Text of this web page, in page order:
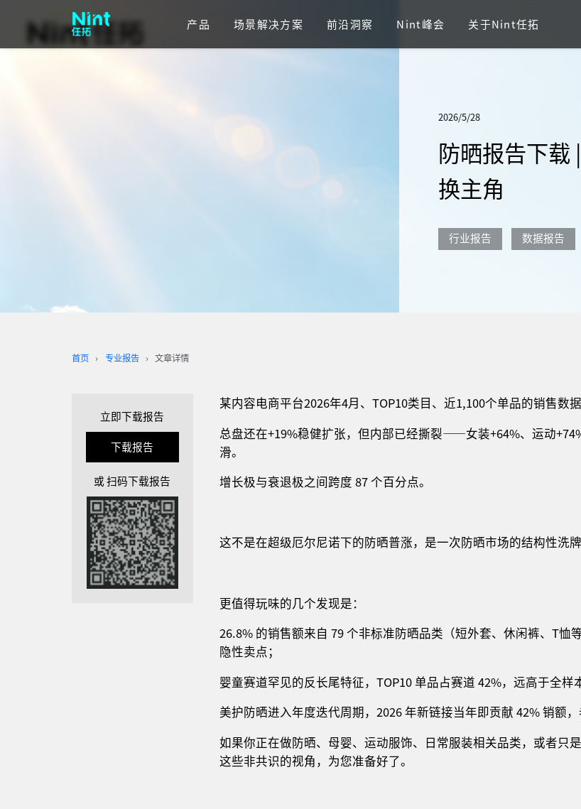
产品 场景解决方案 前沿洞察 Nint峰会 关于Nint任拓
2026/5/28
防晒报告下载
换主角
行业报告 数据报告
首页 专业报告 文章详情
立即下载报告
下载报告
或 扫码下载报告
某内容电商平台2026年4月、TOP10类目、近1,100个单品的销售数
总盘还在+19%稳健扩张，但内部已经撕裂——女装+64%、运动
滑。
增长极与衰退极之间跨度 87 个百分点。
这不是在超级厄尔尼诺下的防晒普涨，是一次防晒市场的结构性洗牌
更值得玩味的几个发现是：
26.8% 的销售额来自 79 个非标准防晒品类（短外套、休闲裤、T
隐性卖点；
婴童赛道罕见的反长尾特征，TOP10 单品占赛道 42%，远高于全样
美护防晒进入年度迭代周期，2026 年新链接当年即贡献 42% 销额，
如果你正在做防晒、母婴、运动服饰、日常服装相关品类，或者只
这些非共识的视角，为您准备好了。